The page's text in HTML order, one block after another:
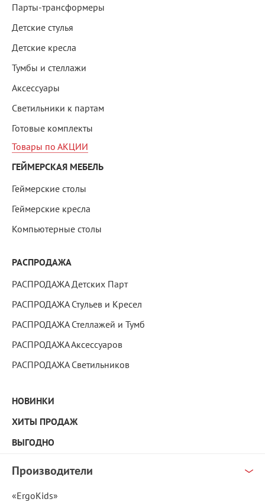
Парты-трансформеры
Детские стулья
Детские кресла
Тумбы и стеллажи
Аксессуары
Светильники к партам
Готовые комплекты
Товары по АКЦИИ
ГЕЙМЕРСКАЯ МЕБЕЛЬ
Геймерские столы
Геймерские кресла
Компьютерные столы
РАСПРОДАЖА
РАСПРОДАЖА Детских Парт
РАСПРОДАЖА Стульев и Кресел
РАСПРОДАЖА Стеллажей и Тумб
РАСПРОДАЖА Аксессуаров
РАСПРОДАЖА Светильников
НОВИНКИ
ХИТЫ ПРОДАЖ
ВЫГОДНО
Производители
«ErgoKids»